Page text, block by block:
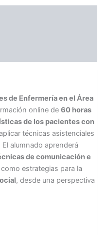
de Enfermería en el Área
online de 60 horas
de los pacientes con
técnicas asistenciales
alumnado aprenderá
de comunicación e
como estrategias para la
, desde una perspectiva